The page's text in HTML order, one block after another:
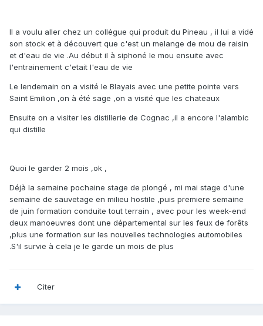
Il a voulu aller chez un collégue qui produit du Pineau , il lui a vidé
son stock et à découvert que c'est un melange de mou de raisin
et d'eau de vie .Au début il à siphoné le mou ensuite avec
l'entrainement c'etait l'eau de vie
Le lendemain on a visité le Blayais avec une petite pointe vers
Saint Emilion ,on à été sage ,on a visité que les chateaux
Ensuite on a visiter les distillerie de Cognac ,il a encore l'alambic
qui distille
Quoi le garder 2 mois ,ok ,
Déjà la semaine pochaine stage de plongé , mi mai stage d'une
semaine de sauvetage en milieu hostile ,puis premiere semaine
de juin formation conduite tout terrain , avec pour les week-end
deux manoeuvres dont une départemental sur les feux de forêts
,plus une formation sur les nouvelles technologies automobiles
.S'il survie à cela je le garde un mois de plus
Citer